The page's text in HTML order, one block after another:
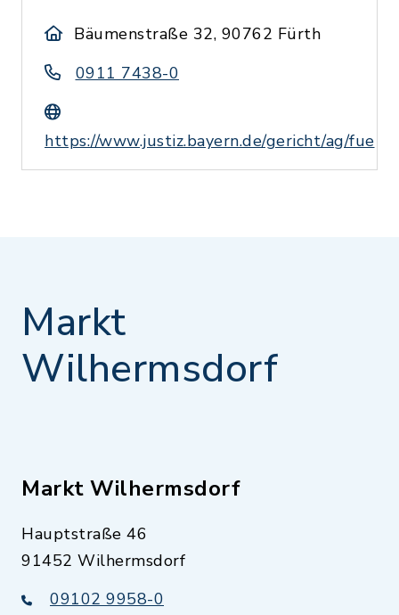
Bäumenstraße 32, 90762 Fürth
0911 7438-0
https://www.justiz.bayern.de/gericht/ag/fue
Markt
Wilhermsdorf
Markt Wilhermsdorf
Hauptstraße 46
91452 Wilhermsdorf
09102 9958-0